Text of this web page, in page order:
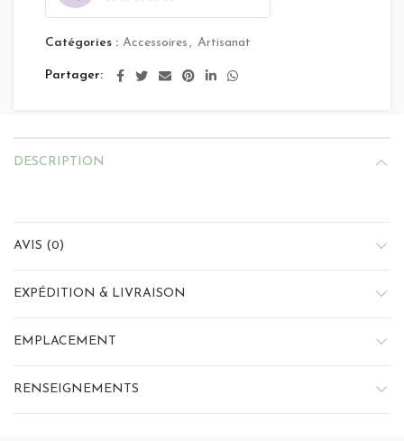
Catégories : Accessoires , Artisanat
Partager
DESCRIPTION
AVIS (0)
EXPÉDITION & LIVRAISON
EMPLACEMENT
RENSEIGNEMENTS